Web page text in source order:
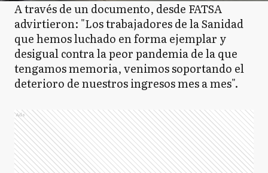
A través de un documento, desde FATSA
advirtieron: "Los trabajadores de la Sanidad
que hemos luchado en forma ejemplar y
desigual contra la peor pandemia de la que
tengamos memoria, venimos soportando el
deterioro de nuestros ingresos mes a mes".
Ads